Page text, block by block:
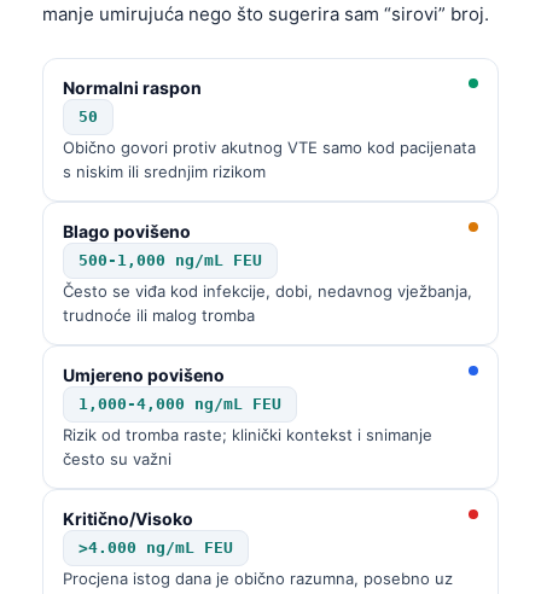
manje umirujuća nego što sugerira sam “sirovi” broj.
Normalni raspon
50
Obično govori protiv akutnog VTE samo kod pacijenata
s niskim ili srednjim rizikom
Blago povišeno
500-1,000 ng/mL FEU
Često se viđa kod infekcije, dobi, nedavnog vježbanja,
trudnoće ili malog tromba
Umjereno povišeno
1,000-4,000 ng/mL FEU
Rizik od tromba raste; klinički kontekst i snimanje
često su važni
Kritično/Visoko
>4.000 ng/mL FEU
Procjena istog dana je obično razumna, posebno uz